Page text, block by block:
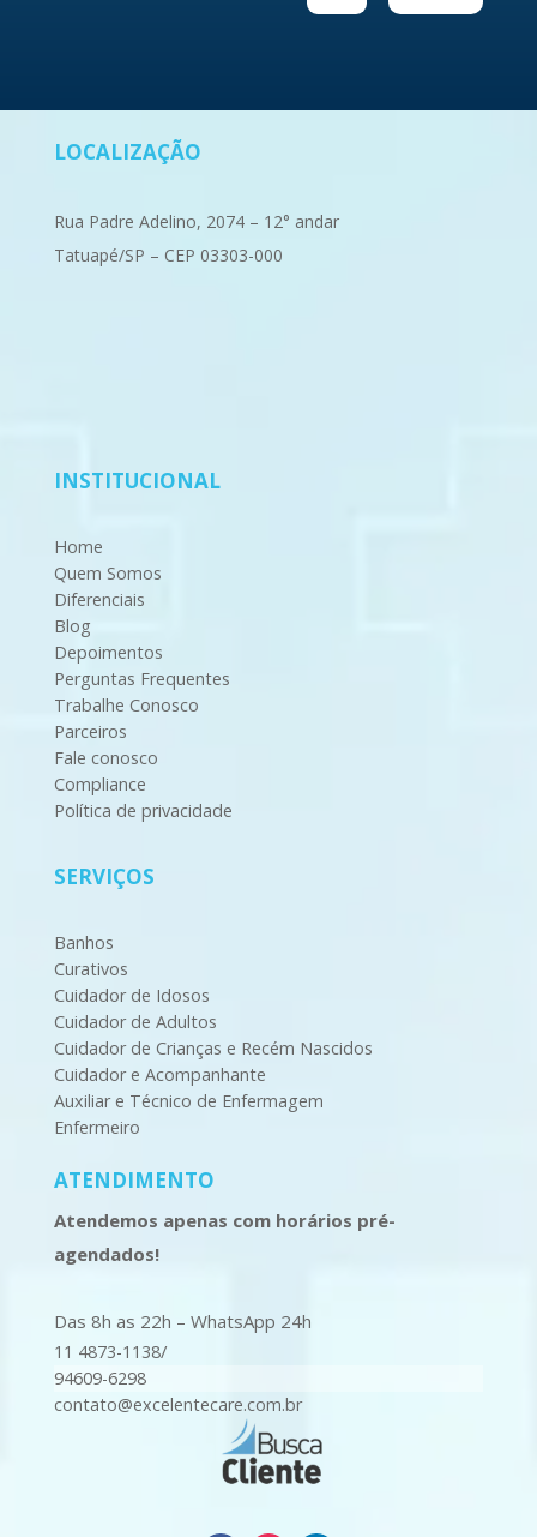
LOCALIZAÇÃO
Rua Padre Adelino, 2074 – 12° andar
Tatuapé/SP – CEP 03303-000
INSTITUCIONAL
Home
Quem Somos
Diferenciais
Blog
Depoimentos
Perguntas Frequentes
Trabalhe Conosco
Parceiros
Fale conosco
Compliance
Política de privacidade
SERVIÇOS
Banhos
Curativos
Cuidador de Idosos
Cuidador de Adultos
Cuidador de Crianças e Recém Nascidos
Cuidador e Acompanhante
Auxiliar e Técnico de Enfermagem
Enfermeiro
ATENDIMENTO
Atendemos apenas com horários pré-
agendados!
Das 8h as 22h – WhatsApp 24h
11 4873-1138/
94609-6298
contato@excelentecare.com.br